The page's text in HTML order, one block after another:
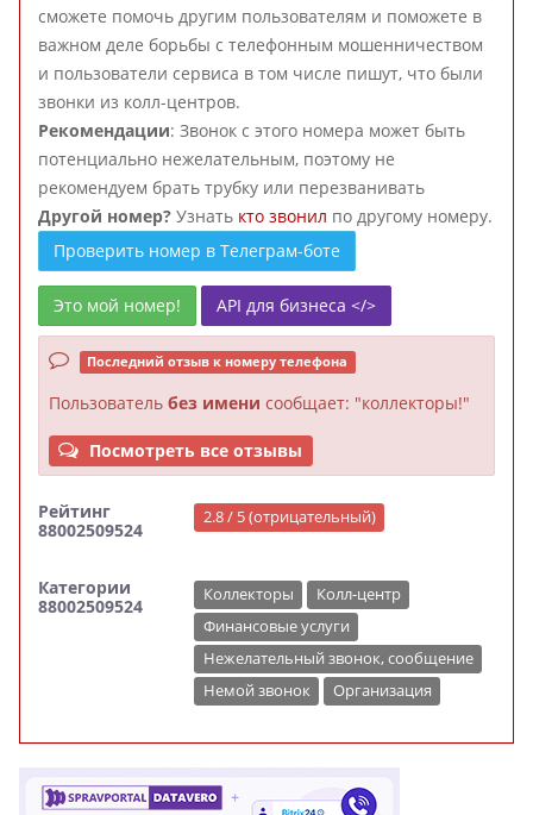
сможете помочь другим пользователям и поможете в
важном деле борьбы с телефонным мошенничеством
и пользователи сервиса в том числе пишут, что были
звонки из колл-центров.
Рекомендации: Звонок с этого номера может быть
потенциально нежелательным, поэтому не
рекомендуем брать трубку или перезванивать
Другой номер? Узнать кто звонил по другому номеру.
Проверить номер в Телеграм-боте
Это мой номер! API для бизнеса </>
Последний отзыв к номеру телефона
Пользователь без имени сообщает: "коллекторы!"
Посмотреть все отзывы
Рейтинг
88002509524
2.8 / 5 (отрицательный)
Категории
88002509524
Коллекторы
Колл-центр
Финансовые услуги
Нежелательный звонок, сообщение
Немой звонок
Организация